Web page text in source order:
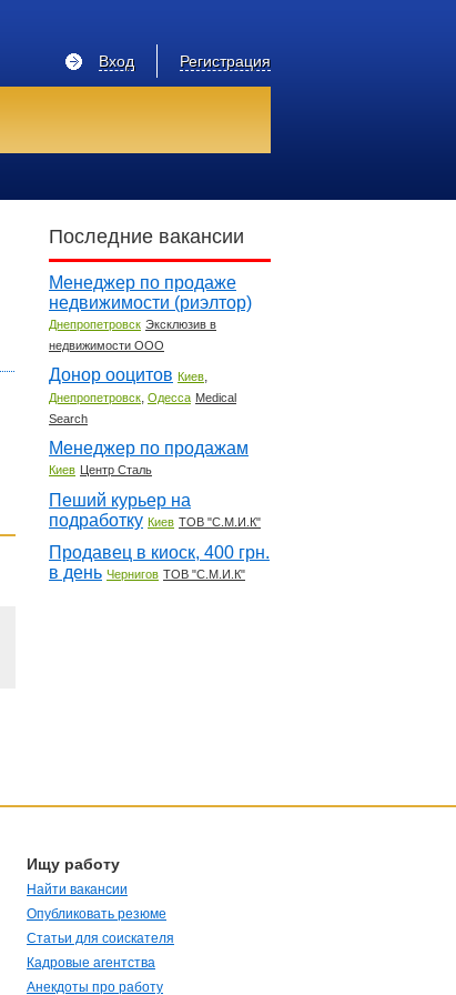
Регистрация
Вход
Последние вакансии
Менеджер по продаже
недвижимости (риэлтор)
Днепропетровск Эксклюзив в
недвижимости ООО
Донор ооцитов Киев,
Днепропетровск, Одесса Medical
Search
Менеджер по продажам
Киев Центр Сталь
Пеший курьер на
подработку Киев ТОВ "С.М.И.К"
Продавец в киоск, 400 грн.
в день Чернигов ТОВ "С.М.И.К"
Ищу работу
Найти вакансии
Опубликовать резюме
Статьи для соискателя
Кадровые агентства
Анекдоты про работу